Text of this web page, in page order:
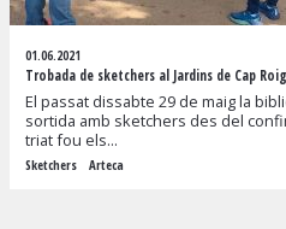
01.06.2021
Trobada de sketchers al Jardins de Cap Roig
El passat dissabte 29 de maig la
sortida amb sketchers des del
triat fou els...
Sketchers Arteca